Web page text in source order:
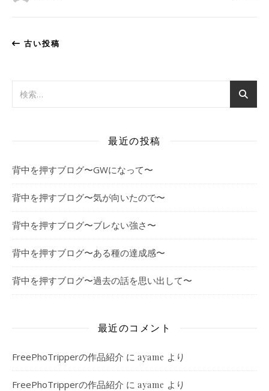
古い投稿
最近の投稿
背中を押すブログ〜GWになって〜
背中を押すブログ〜気が向いたので〜
背中を押すブログ〜ブレない強さ〜
背中を押すブログ〜ある種の達成感〜
背中を押すブログ〜過去の話を思い出して〜
最近のコメント
FreePhoTripperの作品紹介 に ayame より
FreePhoTripperの作品紹介 に ayame より